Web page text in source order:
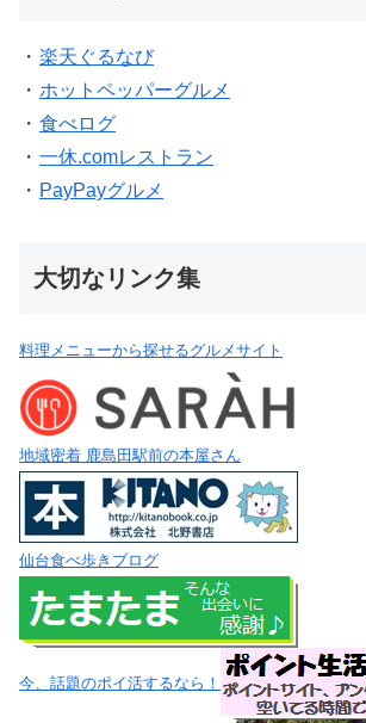
・ 楽天ぐるなび
・ ホットペッパーグルメ
・ 食べログ
・ 一休.comレストラン
・ PayPayグルメ
大切なリンク集
料理メニューから探せるグルメサイト
地域密着 鹿島田駅前の本屋さん
仙台食べ歩きブログ
今、話題のポイ活するなら！